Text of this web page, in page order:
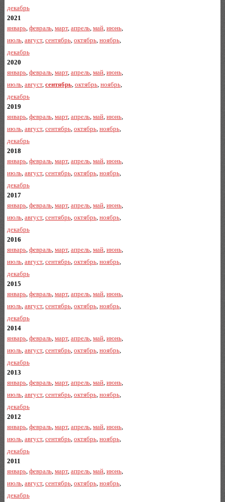
декабрь
2021
январь, февраль, март, апрель, май, июнь,
июль, август, сентябрь, октябрь, ноябрь,
декабрь
2020
январь, февраль, март, апрель, май, июнь,
июль, август, сентябрь, октябрь, ноябрь,
декабрь
2019
январь, февраль, март, апрель, май, июнь,
июль, август, сентябрь, октябрь, ноябрь,
декабрь
2018
январь, февраль, март, апрель, май, июнь,
июль, август, сентябрь, октябрь, ноябрь,
декабрь
2017
январь, февраль, март, апрель, май, июнь,
июль, август, сентябрь, октябрь, ноябрь,
декабрь
2016
январь, февраль, март, апрель, май, июнь,
июль, август, сентябрь, октябрь, ноябрь,
декабрь
2015
январь, февраль, март, апрель, май, июнь,
июль, август, сентябрь, октябрь, ноябрь,
декабрь
2014
январь, февраль, март, апрель, май, июнь,
июль, август, сентябрь, октябрь, ноябрь,
декабрь
2013
январь, февраль, март, апрель, май, июнь,
июль, август, сентябрь, октябрь, ноябрь,
декабрь
2012
январь, февраль, март, апрель, май, июнь,
июль, август, сентябрь, октябрь, ноябрь,
декабрь
2011
январь, февраль, март, апрель, май, июнь,
июль, август, сентябрь, октябрь, ноябрь,
декабрь